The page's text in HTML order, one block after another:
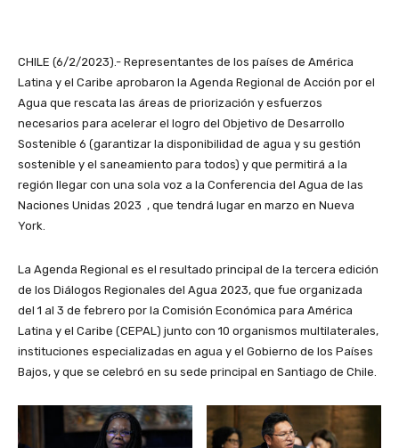
CHILE (6/2/2023).- Representantes de los países de América
Latina y el Caribe aprobaron la Agenda Regional de Acción por el
Agua que rescata las áreas de priorización y esfuerzos
necesarios para acelerar el logro del Objetivo de Desarrollo
Sostenible 6 (garantizar la disponibilidad de agua y su gestión
sostenible y el saneamiento para todos) y que permitirá a la
región llegar con una sola voz a la Conferencia del Agua de las
Naciones Unidas 2023 , que tendrá lugar en marzo en Nueva
York.
La Agenda Regional es el resultado principal de la tercera edición
de los Diálogos Regionales del Agua 2023, que fue organizada
del 1 al 3 de febrero por la Comisión Económica para América
Latina y el Caribe (CEPAL) junto con 10 organismos multilaterales,
instituciones especializadas en agua y el Gobierno de los Países
Bajos, y que se celebró en su sede principal en Santiago de Chile.